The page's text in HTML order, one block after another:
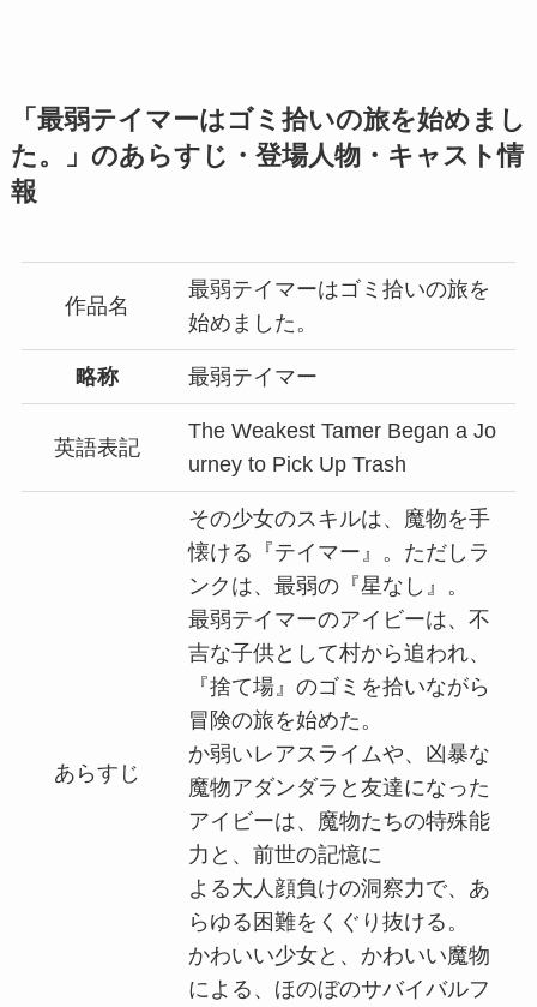
「最弱テイマーはゴミ拾いの旅を始めまし
た。」のあらすじ・登場人物・キャスト情
報
作品名
最弱テイマーはゴミ拾いの旅を
始めました。
略称 最弱テイマー
英語表記
The Weakest Tamer Began a Jo
urney to Pick Up Trash
あらすじ
その少女のスキルは、魔物を手
懐ける『テイマー』。ただしラ
ンクは、最弱の『星なし』。
最弱テイマーのアイビーは、不
吉な子供として村から追われ、
『捨て場』のゴミを拾いながら
冒険の旅を始めた。
か弱いレアスライムや、凶暴な
魔物アダンダラと友達になった
アイビーは、魔物たちの特殊能
力と、前世の記憶に
よる大人顔負けの洞察力で、あ
らゆる困難をくぐり抜ける。
かわいい少女と、かわいい魔物
による、ほのぼのサバイバルフ